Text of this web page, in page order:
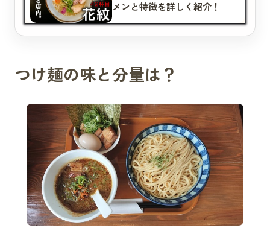
メンと特徴を詳しく紹介！
つけ麺の味と分量は？